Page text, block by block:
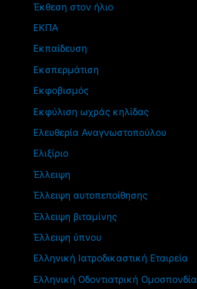
Έκθεση στον ήλιο
ΕΚΠΑ
Εκπαίδευση
Εκσπερμάτιση
Εκφοβισμός
Εκφύλιση ωχράς κηλίδας
Ελευθερία Αναγνωστοπούλου
Ελιξίριο
Έλλειψη
Έλλειψη αυτοπεποίθησης
Έλλειψη βιταμίνης
Έλλειψη ύπνου
Ελληνική Ιατροδικαστική Εταιρεία
Ελληνική Οδοντιατρική Ομοσπονδία